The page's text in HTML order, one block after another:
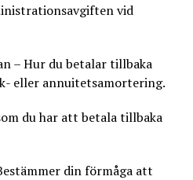
vid
– Hur du betalar tillbaka
eller annuitetsamortering.
du har att betala tillbaka
din förmåga att